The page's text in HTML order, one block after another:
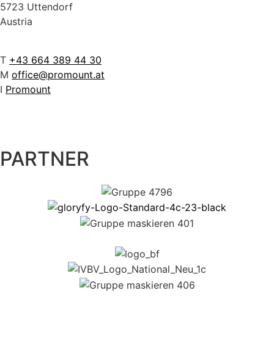
5723 Uttendorf
Austria
T +43 664 389 44 30
M office@promount.at
I Promount
PARTNER